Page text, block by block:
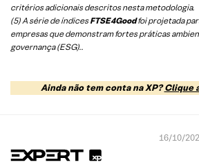
critérios adicionais descritos nesta metodologia.
(5) A série de índicesFTSE4Goodfoi projetada
empresas que demonstram fortes práticas
governança (ESG)..
Ainda não tem conta na XP?Clique
16/10/